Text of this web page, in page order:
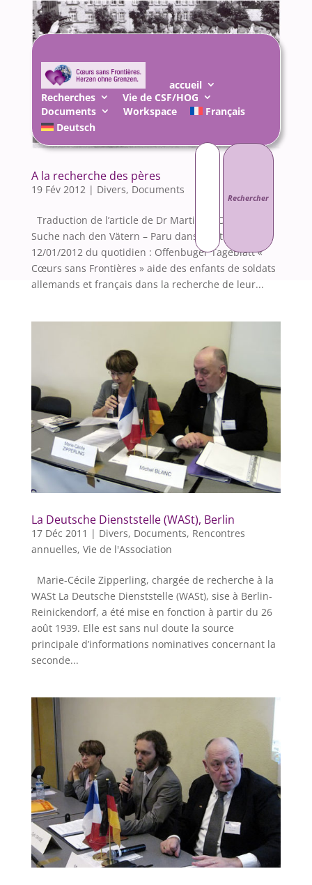
accueil
Recherches
Vie de CSF/HOG
Documents
Workspace
Français
Deutsch
Rechercher :
A la recherche des pères
19 Fév 2012| Divers, Documents
Traduction de l’article de Dr Martin RUCH : Auf der
Suche nach den Vätern – Paru dans l’édition du
12/01/2012 du quotidien : Offenbuger Tageblatt «
Cœurs sans Frontières » aide des enfants de soldats
allemands et français dans la recherche de leur...
La Deutsche Dienststelle (WASt), Berlin
17 Déc 2011 | Divers, Documents, Rencontres
annuelles, Vie de l'Association
Marie-Cécile Zipperling, chargée de recherche à la
WASt La Deutsche Dienststelle (WASt), sise à Berlin-
Reinickendorf, a été mise en fonction à partir du 26
août 1939. Elle est sans nul doute la source
principale d’informations nominatives concernant la
seconde...